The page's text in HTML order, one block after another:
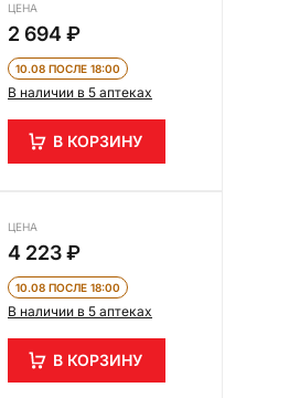
ЦЕНА
2 694 ₽
10.08 ПОСЛЕ 18:00
В наличии в 5 аптеках
В КОРЗИНУ
ЦЕНА
4 223 ₽
10.08 ПОСЛЕ 18:00
В наличии в 5 аптеках
В КОРЗИНУ